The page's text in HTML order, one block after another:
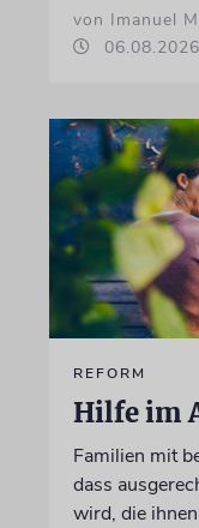
von Imanuel
06.08.2026
REFORM
Hilfe im
Familien mit
dass
wird, die